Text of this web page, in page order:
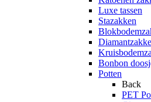
Luxe tassen
Stazakken
Bonbon
Potten
Back
PET